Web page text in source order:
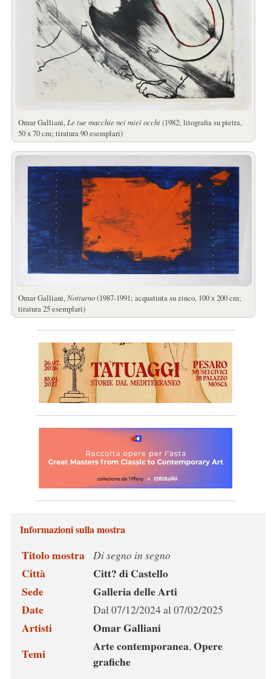
Omar Galliani, Le tue macchie nei miei occhi(1982; litografia su pietra,
50 x 70 cm; tiratura 90 esemplari)
Omar Galliani,Notturno(1987-1991; acquatinta su zinco, 100 x 200 cm;
tiratura 25 esemplari)
Informazioni sulla mostra
Titolo mostra Di segno in segno
Città
Citt? di Castello
Sede
Galleria delle Arti
Date
Dal 07/12/2024 al 07/02/2025
Artisti
Omar Galliani
Temi
Arte contemporanea,Opere
grafiche